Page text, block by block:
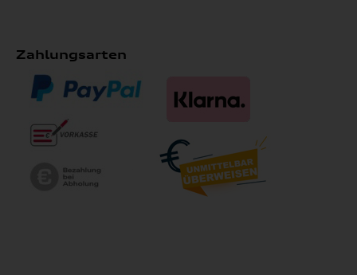
Zahlungsarten